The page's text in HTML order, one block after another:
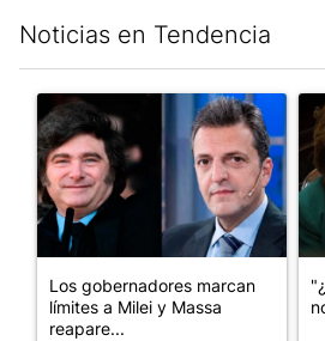
Noticias en Tendencia
Un artículo de tendencia con el
Los gobernadores marcan
límites a Milei y Massa
reapare...
Un